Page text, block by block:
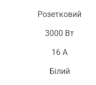
Розетковий
3000 Вт
16 А
Білий